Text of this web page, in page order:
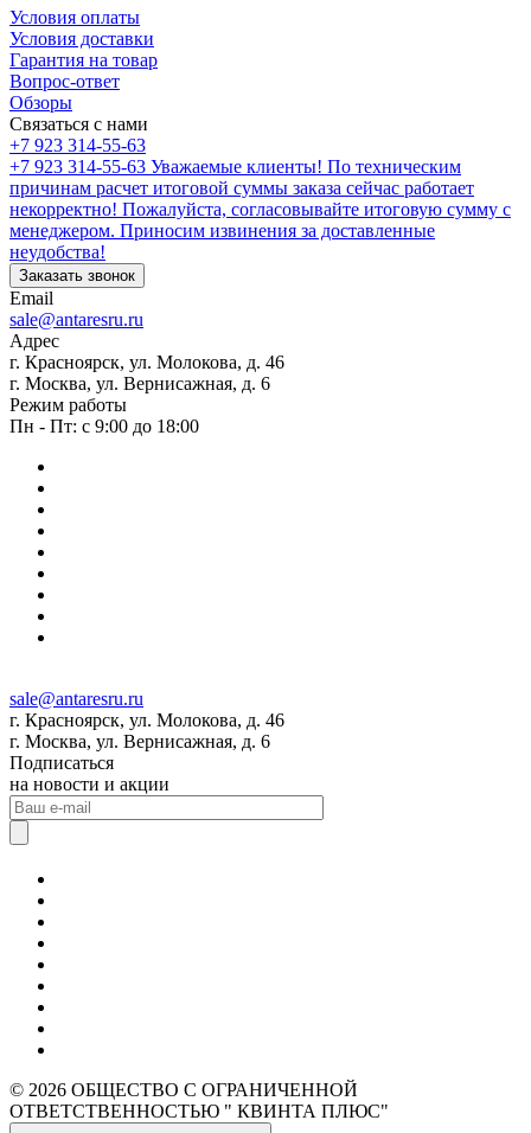
Условия оплаты
Условия доставки
Гарантия на товар
Вопрос-ответ
Обзоры
Связаться с нами
+7 923 314-55-63
+7 923 314-55-63 Уважаемые клиенты! По техническим
причинам расчет итоговой суммы заказа сейчас работает
некорректно! Пожалуйста, согласовывайте итоговую сумму с
менеджером. Приносим извинения за доставленные
неудобства!
Заказать звонок
Email
sale@antaresru.ru
Адрес
г. Красноярск, ул. Молокова, д. 46
г. Москва, ул. Вернисажная, д. 6
Режим работы
Пн - Пт: с 9:00 до 18:00
sale@antaresru.ru
г. Красноярск, ул. Молокова, д. 46
г. Москва, ул. Вернисажная, д. 6
Подписаться
на новости и акции
© 2026 ОБЩЕСТВО С ОГРАНИЧЕННОЙ
ОТВЕТСТВЕННОСТЬЮ " КВИНТА ПЛЮС"